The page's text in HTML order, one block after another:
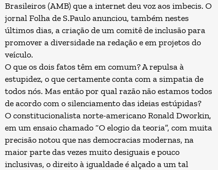
Brasileiros (AMB) que a internet deu voz aos imbecis. O
jornal Folha de S.Paulo anunciou, também nestes
últimos dias, a criação de um comitê de inclusão para
promover a diversidade na redação e em projetos do
veículo.
O que os dois fatos têm em comum? A repulsa à
estupidez, o que certamente conta com a simpatia de
todos nós. Mas então por qual razão não estamos todos
de acordo com o silenciamento das ideias estúpidas?
O constitucionalista norte-americano Ronald Dworkin,
em um ensaio chamado “O elogio da teoria”, com muita
precisão notou que nas democracias modernas, na
maior parte das vezes muito desiguais e pouco
inclusivas, o direito à igualdade é alçado a um tal